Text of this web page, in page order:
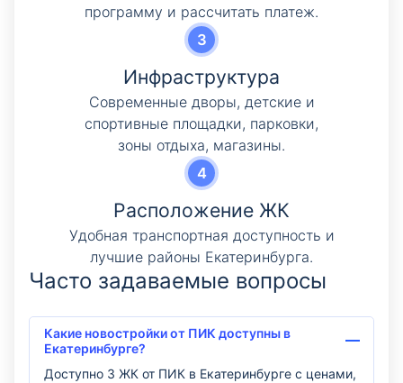
программу и рассчитать платеж.
Инфраструктура
Современные дворы, детские и
спортивные площадки, парковки,
зоны отдыха, магазины.
Расположение ЖК
Удобная транспортная доступность и
лучшие районы Екатеринбурга.
Часто задаваемые вопросы
Какие новостройки от ПИК доступны в
Екатеринбурге?
Доступно 3 ЖК от ПИК в Екатеринбурге с ценами,